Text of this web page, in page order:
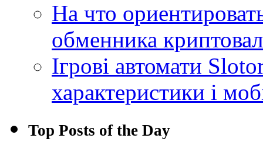
На что
обменника
Ігрові автомати
характеристики і
Top Posts of the Day